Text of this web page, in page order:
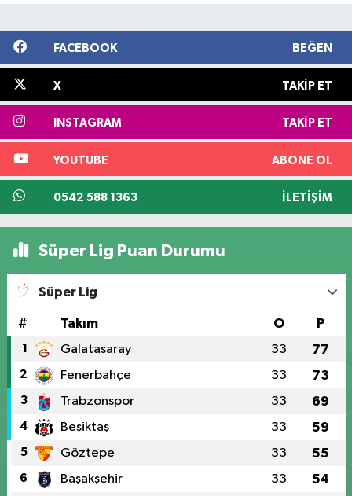
FACEBOOK BEĞEN
X TAKIP ET
INSTAGRAM TAKIP ET
YOUTUBE ABONE OL
0542 588 1363 İLETIŞIM
Süper Lig Puan Durumu
Süper Lig
# Takım O P
1 Galatasaray 33 77
2 Fenerbahçe 33 73
3 Trabzonspor 33 69
4 Beşiktaş 33 59
5 Göztepe 33 55
6 Başakşehir 33 54